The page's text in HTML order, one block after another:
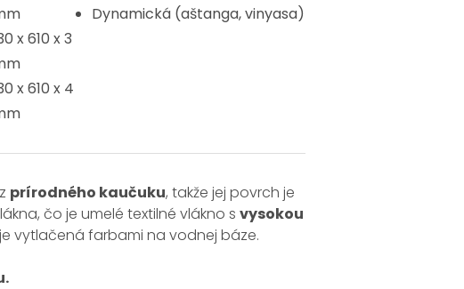
x 610 x 3
x 610 x 4
Dynamická (aštanga, vinyasa)
prírodného kaučuku, takže jej povrch je
čo je umelé textilné vlákno s vysokou
vytlačená farbami na vodnej báze.